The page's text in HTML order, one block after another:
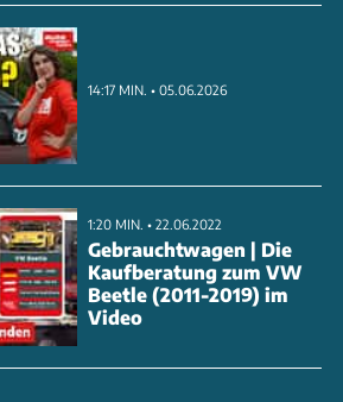
14:17 MIN. • 05.06.2026
1:20 MIN. • 22.06.2022
Gebrauchtwagen | Die
Kaufberatung zum VW
Beetle (2011-2019) im
Video